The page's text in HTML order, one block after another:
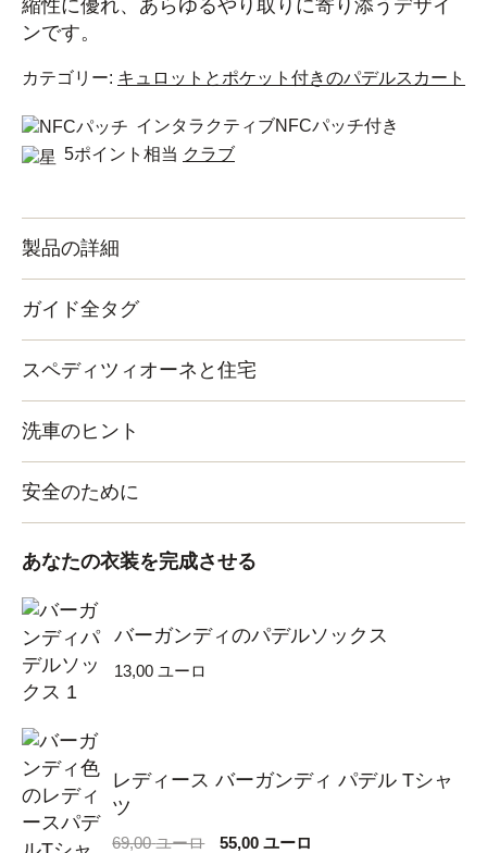
縮性に優れ、あらゆるやり取りに寄り添うデザイ
ンです。
カテゴリー: キュロットとポケット付きのパデルスカート
インタラクティブNFCパッチ付き
5ポイント相当 クラブ
製品の詳細
ガイド全タグ
スペディツィオーネと住宅
洗車のヒント
安全のために
あなたの衣装を完成させる
バーガンディのパデルソックス
13,00 ユーロ
レディース バーガンディ パデル Tシャ
ツ
69,00 ユーロ
元
55,00 ユーロ